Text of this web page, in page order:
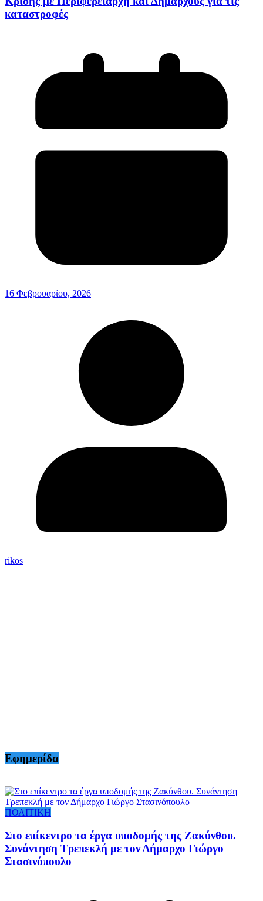
καταστροφές
16 Φεβρουαρίου, 2026
rikos
Εφημερίδα
ΠΟΛΙΤΙΚΗ
Στο επίκεντρο τα έργα υποδομής της Ζακύνθου.
Συνάντηση Τρεπεκλή με τον Δήμαρχο Γιώργο
Στασινόπουλο